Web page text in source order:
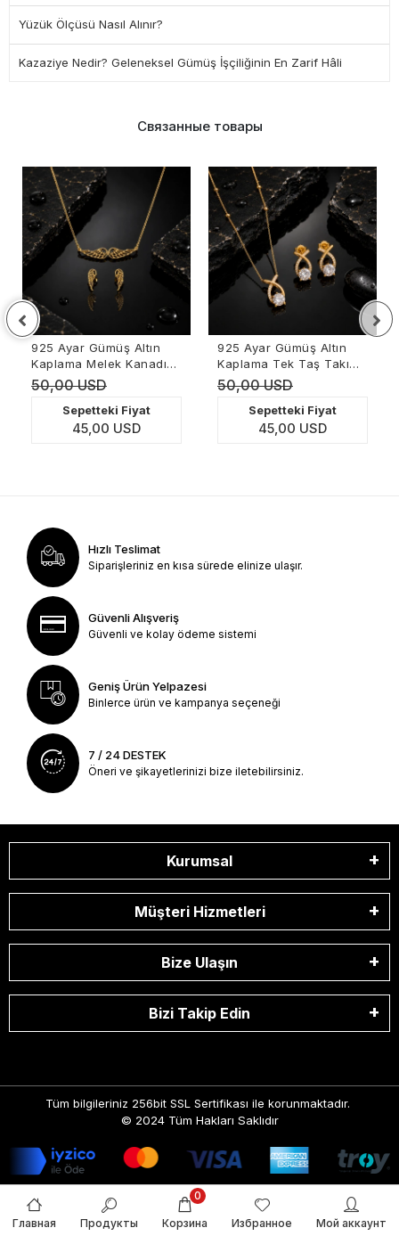
Yüzük Ölçüsü Nasıl Alınır?
Kazaziye Nedir? Geleneksel Gümüş İşçiliğinin En Zarif Hâli
Связанные товары
925 Ayar Gümüş Altın
Kaplama Tek Taş Takı
Seti
50,00 USD
Sepetteki Fiyat
45,00 USD
Altın Kaplama Nazar
Gözlü Kalp Kolye
33,00 USD
Sepetteki Fiyat
29,70 USD
Hızlı Teslimat
Siparişleriniz en kısa sürede elinize ulaşır.
Güvenli Alışveriş
Güvenli ve kolay ödeme sistemi
Geniş Ürün Yelpazesi
Binlerce ürün ve kampanya seçeneği
7 / 24 DESTEK
Öneri ve şikayetlerinizi bize iletebilirsiniz.
Kurumsal
Müşteri Hizmetleri
Bize Ulaşın
Bizi Takip Edin
Tüm bilgileriniz 256bit SSL Sertifikası ile korunmaktadır.
© 2024 Tüm Hakları Saklıdır
Главная Продукты Корзина
0
Избранное Мой аккаунт